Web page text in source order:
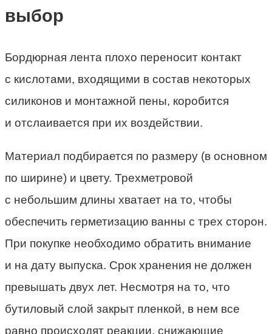
выбор
Бордюрная лента плохо переносит контакт
с кислотами, входящими в состав некоторых
силиконов и монтажной пены, коробится
и отслаивается при их воздействии.
Материал подбирается по размеру (в основном
по ширине) и цвету. Трехметровой
с небольшим длины хватает на то, чтобы
обеспечить герметизацию ванны с трех сторон.
При покупке необходимо обратить внимание
и на дату выпуска. Срок хранения не должен
превышать двух лет. Несмотря на то, что
бутиловый слой закрыт пленкой, в нем все
равно происходят реакции, снижающие